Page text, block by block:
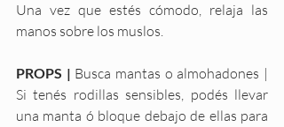
Una vez que estés cómodo, relaja las
manos sobre los muslos.
PROPS | Busca mantas o almohadones |
Si tenés rodillas sensibles, podés llevar
una manta ó bloque debajo de ellas para